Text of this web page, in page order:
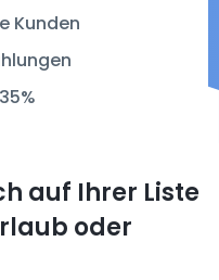
Kunden
auf Ihrer Liste
oder